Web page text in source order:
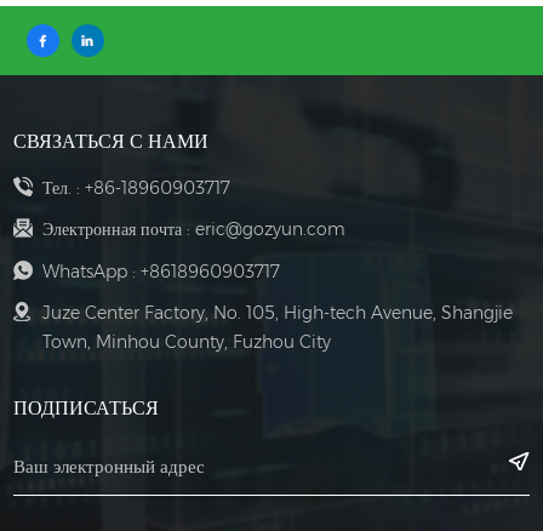
СВЯЗАТЬСЯ С НАМИ
Тел. : +86-18960903717
Электронная почта : eric@gozyun.com
WhatsApp : +8618960903717
Juze Center Factory, No. 105, High-tech Avenue, Shangjie
Town, Minhou County, Fuzhou City
ПОДПИСАТЬСЯ